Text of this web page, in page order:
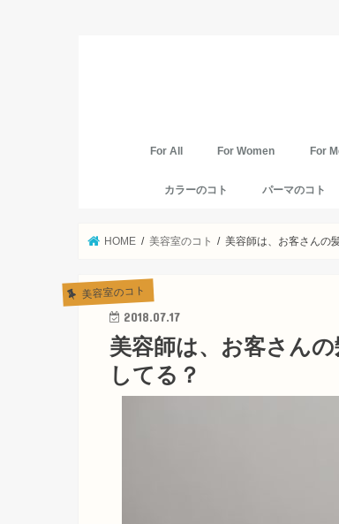
For All For Women For
カラーのコト パーマのコト
HOME 美容室のコト 美容師は、お客さんの
美容室のコト
2018.07.17
美容師は、お客さん
してる？